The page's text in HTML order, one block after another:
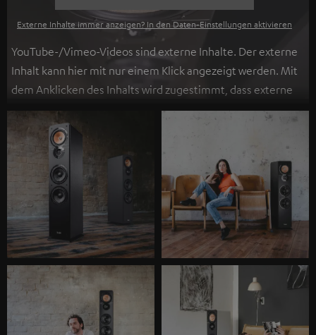
Externe Inhalte immer anzeigen? In den Daten‑Einstellungen aktivieren
YouTube-/Vimeo-Videos sind externe Inhalte. Der externe
Inhalt kann hier mit nur einem Klick angezeigt werden. Mit
dem Anklicken des Inhalts wird zugestimmt, dass externe
Inhalte angezeigt werden. Dabei können
personenbezogene Daten an Drittplattformen
übermittelt werden.
Datenschutzerklärung unter I zu finden